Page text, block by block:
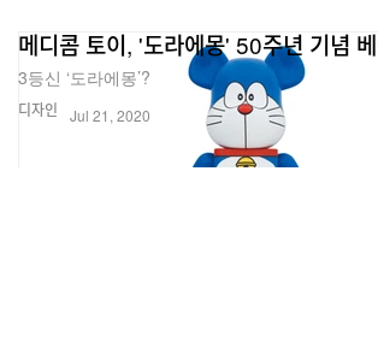
디자인
메디콤 토이, '도라에몽' 50주년 기념
3등신 ‘도라에몽’?
Jul 21, 2020